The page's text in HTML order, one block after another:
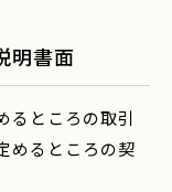
明書面
るところの取引
めるところの契